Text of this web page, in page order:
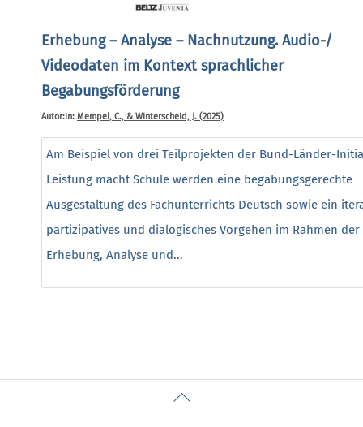
Erhebung – Analyse – Nachnutzung. Audio-/
Videodaten im Kontext sprachlicher
Begabungsförderung
Autor:in: Mempel, C., & Winterscheid, J. (2025)
Am Beispiel von drei Teilprojekten der Bund-Länder-
Leistung macht Schule werden eine begabungsgerechte
Ausgestaltung des Fachunterrichts Deutsch sowie ein
partizipatives und dialogisches Vorgehen im Rahmen der
Erhebung, Analyse und...
Back